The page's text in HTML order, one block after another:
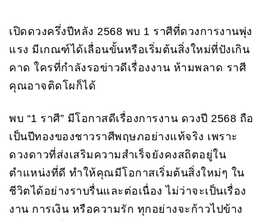
เปิดดวงครึ่งปีหลัง 2568 พบ 1 ราศีที่ดวงการงานพุ่ง
แรง มีเกณฑ์ได้เลื่อนขั้นหรือเริ่มต้นสิ่งใหม่ที่ปังเกิน
คาด ใครที่กำลังรอข่าวดีเรื่องงาน ห้ามพลาด ราศี
คุณอาจติดโผก็ได้
พบ “1 ราศี” มีโอกาสดีเรื่องการงาน ดวงปี 2568 ถือ
เป็นปีทองของชาวราศีพฤษภอย่างแท้จริง เพราะ
ดวงดาวที่ส่งเสริมความสำเร็จยังคงสถิตอยู่ใน
ตำแหน่งที่ดี ทำให้คุณมีโอกาสเริ่มต้นสิ่งใหม่ๆ ใน
ชีวิตได้อย่างราบรื่นและต่อเนื่อง ไม่ว่าจะเป็นเรื่อง
งาน การเงิน หรือความรัก ทุกอย่างจะก้าวไปข้าง